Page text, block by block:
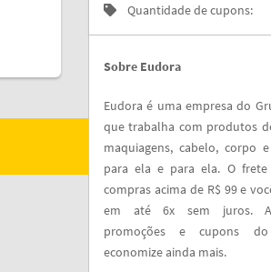
Quantidade de cupons:
Sobre Eudora
Eudora é uma empresa do
que trabalha com produtos
maquiagens, cabelo, corpo
para ela e para ela. O
compras acima de R$ 99 e
em até 6x sem juros.
promoções e cupons
economize ainda mais.